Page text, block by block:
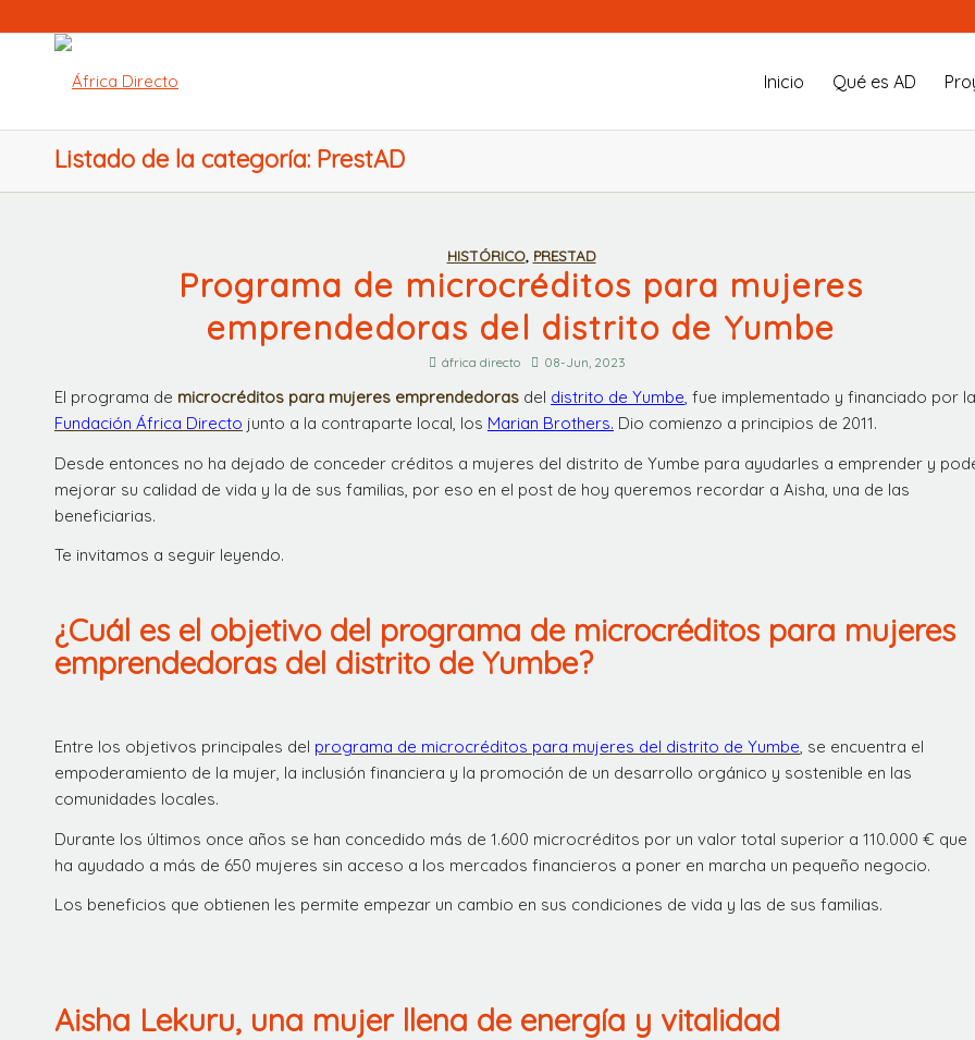
Inicio Qué es AD
Listado de la categoría: PrestAD
HISTÓRICO, PRESTAD
Programa de microcréditos para mujeres
emprendedoras del distrito de Yumbe
áfrica directo 08-Jun, 2023
El programa de microcréditos para mujeres emprendedoras del distrito de Yumbe fue implementado y financiado por la
Fundación África Directo junto a la contraparte local, los Marian Brothers. Dio comienzo a principios de 2011.
Desde entonces no ha dejado de conceder créditos a mujeres del distrito de Yumbe para ayudarles a emprender y
mejorar su calidad de vida y la de sus familias, por eso en el post de hoy queremos recordar a Aisha, una de las
beneficiarias.
Te invitamos a seguir leyendo.
¿Cuál es el objetivo del programa de microcréditos para mujeres
emprendedoras del distrito de Yumbe?
Entre los objetivos principales del programa de microcréditos para mujeres del distrito de Yumbe , se encuentra el
empoderamiento de la mujer, la inclusión financiera y la promoción de un desarrollo orgánico y sostenible en las
comunidades locales.
Durante los últimos once años se han concedido más de 1.600 microcréditos por un valor total superior a 110.000 € que
ha ayudado a más de 650 mujeres sin acceso a los mercados financieros a poner en marcha un pequeño negocio.
Los beneficios que obtienen les permite empezar un cambio en sus condiciones de vida y las de sus familias.
Aisha Lekuru, una mujer llena de energía y vitalidad